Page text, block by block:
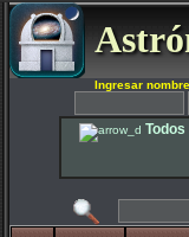
Ingresar